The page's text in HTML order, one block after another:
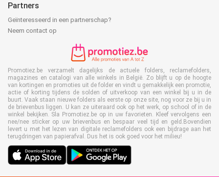
Partners
Geïnteresseerd in een partnerschap?
Neem contact op
Promotiez.be verzamelt dagelijks de actuele folders, reclamefolders,
magazines en catalogi van alle winkels in België. Zo blijft u op de hoogte
van kortingen en promoties uit de folder en vindt u gemakkelijk een promotie,
actie of korting tijdens de solden of uitverkoop van een winkel bij u in de
buurt. Vaak staan nieuwe folders als eerste op onze site, nog voor ze bij u in
de brievenbus liggen. U kan ze uiteraard ook op het werk, op school of in de
winkel bekijken. Sla Promotiez.be op in uw favorieten. Kleef vervolgens een
nee/nee sticker op uw brievenbus en bespaar veel tijd en geld.Bovendien
levert u met het lezen van digitale reclamefolders ook een bijdrage aan het
terugdringen van papierafval. Dus het is ook goed voor het milieu!